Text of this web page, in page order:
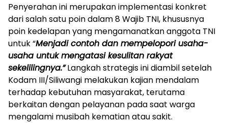
Penyerahan ini merupakan implementasi konkret
dari salah satu poin dalam 8 Wajib TNI, khususnya
poin kedelapan yang mengamanatkan anggota TNI
untuk “Menjadi contoh dan mempelopori usaha-
usaha untuk mengatasi kesulitan rakyat
sekelilingnya.”Langkah strategis ini diambil setelah
Kodam III/Siliwangi melakukan kajian mendalam
terhadap kebutuhan masyarakat, terutama
berkaitan dengan pelayanan pada saat warga
mengalami musibah kematian atau sakit.